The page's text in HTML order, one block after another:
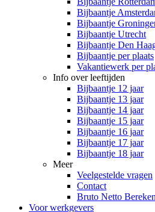
Bijbaantje
Bijbaantje
Bijbaantje Utrecht
Bijbaantje Den
Bijbaantje per plaats
Vakantiewerk per
Info over leeftijden
Bijbaantje 12 jaar
Bijbaantje 13 jaar
Bijbaantje 14 jaar
Bijbaantje 15 jaar
Bijbaantje 16 jaar
Bijbaantje 17 jaar
Bijbaantje 18 jaar
Meer
Veelgestelde vragen
Contact
Bruto Netto
Voor werkgevers